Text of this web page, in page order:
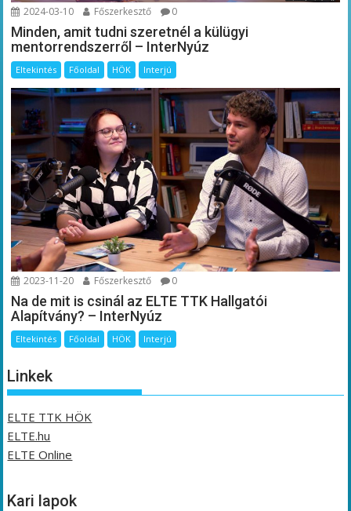
2024-03-10 Főszerkesztő 0
Minden, amit tudni szeretnél a külügyi
mentorrendszerről – InterNyúz
Eltekintés Főoldal HÖK Interjú
2023-11-20 Főszerkesztő 0
Na de mit is csinál az ELTE TTK Hallgatói
Alapítvány? – InterNyúz
Eltekintés Főoldal HÖK Interjú
Linkek
ELTE TTK HÖK
ELTE.hu
ELTE Online
Kari lapok